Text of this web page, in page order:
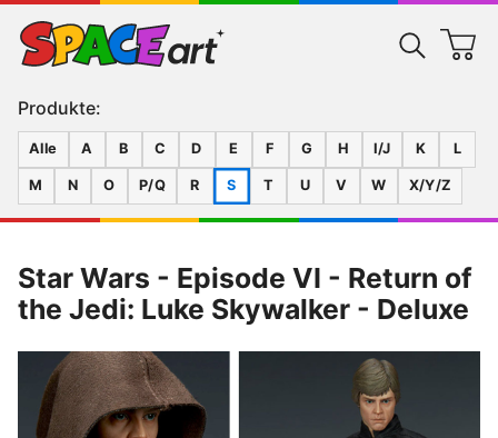
Produkte:
Alle A B C D E F G H I/J K L
M N O P/Q R S T U V W X/Y/Z
Star Wars - Episode VI - Return of
the Jedi: Luke Skywalker - Deluxe